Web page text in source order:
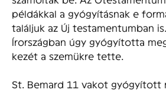
példákkal a gyógyításnak e
találjuk az Új testamentumban
Írországban úgy gyógyította
kezét a szemükre tette.
St. Bemard 11 vakot gyógyított